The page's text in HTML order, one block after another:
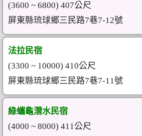
(3600 ~ 6800) 407公尺
屏東縣琉球鄉三民路7巷7-12號
法拉民宿
(3300 ~ 10000) 410公尺
屏東縣琉球鄉三民路7巷7-11號
綠蠵龜潛水民宿
(4000 ~ 8000) 411公尺